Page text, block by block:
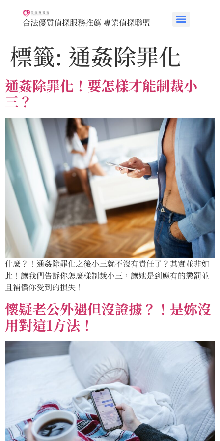
合法優質偵探服務推薦 專業偵探聯盟
標籤: 通姦除罪化
通姦除罪化！要怎樣才能制裁小
三？
什麼？！通姦除罪化之後小三就不沒有責任了？其實並非如
此！讓我們告訴你怎麼樣制裁小三，讓她是到應有的懲罰並
且補償你受到的損失！
懷疑老公外遇但沒證據？！是妳沒
用對這1方法！